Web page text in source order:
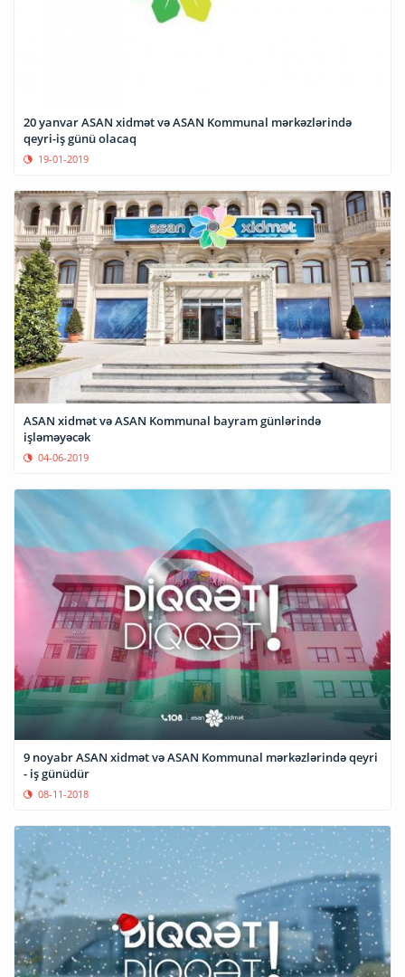
20 yanvar ASAN xidmət və ASAN Kommunal mərkəzlərində
qeyri-iş günü olacaq
19-01-2019
ASAN xidmət və ASAN Kommunal bayram günlərində
işləməyəcək
04-06-2019
9 noyabr ASAN xidmət və ASAN Kommunal mərkəzlərində qeyri
- iş günüdür
08-11-2018